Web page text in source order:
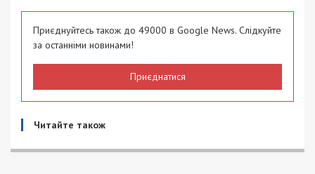
Приєднуйтесь також до 49000 в Google News. Слідкуйте
за останніми новинами!
Приєднатися
Читайте також